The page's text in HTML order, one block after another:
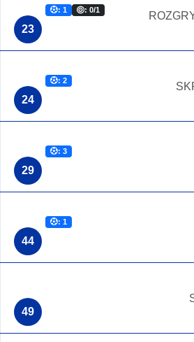
23
: 1 : 0/1
24
: 2
29
: 3
44
: 1
49